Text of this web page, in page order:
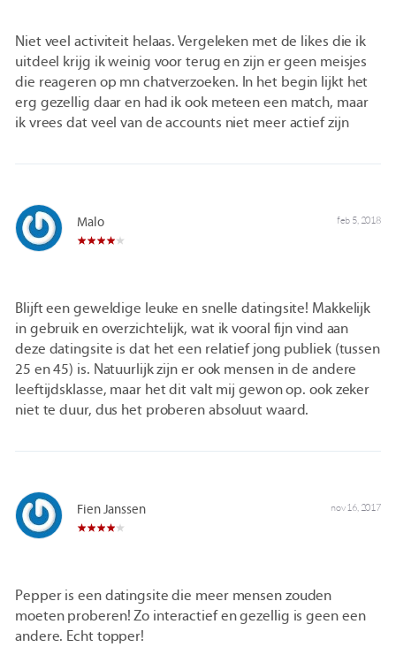
Niet veel activiteit helaas. Vergeleken met de likes die ik
uitdeel krijg ik weinig voor terug en zijn er geen meisjes
die reageren op mn chatverzoeken. In het begin lijkt het
erg gezellig daar en had ik ook meteen een match, maar
ik vrees dat veel van de accounts niet meer actief zijn
Malo feb 5, 2018
Blijft een geweldige leuke en snelle datingsite! Makkelijk
in gebruik en overzichtelijk, wat ik vooral fijn vind aan
deze datingsite is dat het een relatief jong publiek (tussen
25 en 45) is. Natuurlijk zijn er ook mensen in de andere
leeftijdsklasse, maar het dit valt mij gewon op. ook zeker
niet te duur, dus het proberen absoluut waard.
Fien Janssen nov 16, 2017
Pepper is een datingsite die meer mensen zouden
moeten proberen! Zo interactief en gezellig is geen een
andere. Echt topper!